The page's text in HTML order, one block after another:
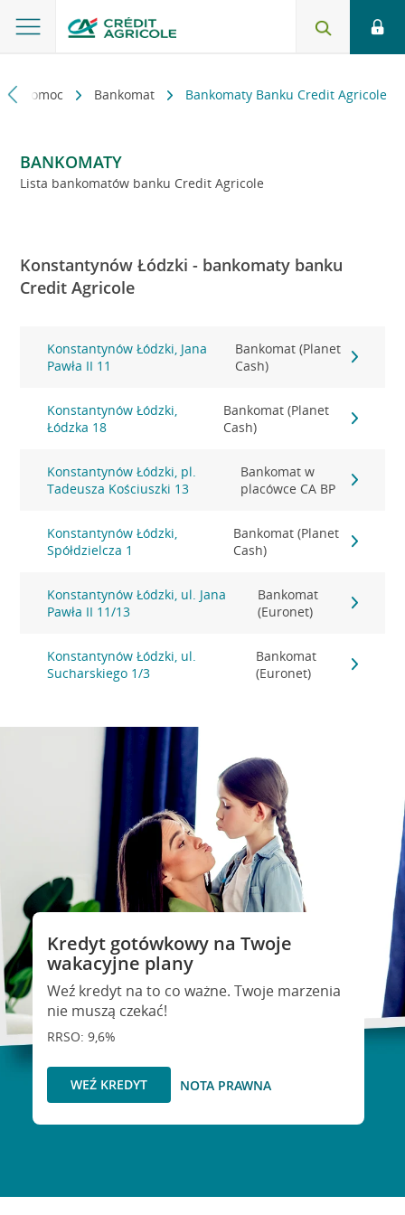
i pomoc Bankomat Bankomaty Banku Credit Agricole
BANKOMATY
Lista bankomatów banku Credit Agricole
Konstantynów Łódzki - bankomaty banku
Credit Agricole
Konstantynów Łódzki, Jana
Pawła II 11
Bankomat (Planet
Cash)
Konstantynów Łódzki,
Łódzka 18
Bankomat (Planet
Cash)
Konstantynów Łódzki, pl.
Tadeusza Kościuszki 13
Bankomat w
placówce CA BP
Konstantynów Łódzki,
Spółdzielcza 1
Bankomat (Planet
Cash)
Konstantynów Łódzki, ul. Jana
Pawła II 11/13
Bankomat
(Euronet)
Konstantynów Łódzki, ul.
Sucharskiego 1/3
Bankomat
(Euronet)
Kredyt gotówkowy na Twoje
wakacyjne plany
Weź kredyt na to co ważne. Twoje marzenia
nie muszą czekać!
RRSO: 9,6%
WEŹ KREDYT NOTA PRAWNA